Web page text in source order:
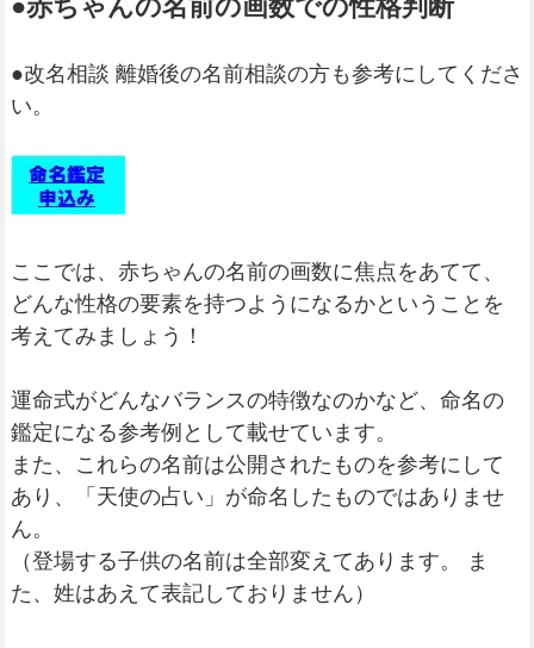
●赤ちゃんの名前の画数での性格判断
●改名相談 離婚後の名前相談の方も参考にしてくださ
い。
ここでは、赤ちゃんの名前の画数に焦点をあてて、
どんな性格の要素を持つようになるかということを
考えてみましょう！
運命式がどんなバランスの特徴なのかなど、命名の
鑑定になる参考例として載せています。
また、これらの名前は公開されたものを参考にして
あり、「天使の占い」が命名したものではありませ
ん。
（登場する子供の名前は全部変えてあります。 ま
た、姓はあえて表記しておりません）